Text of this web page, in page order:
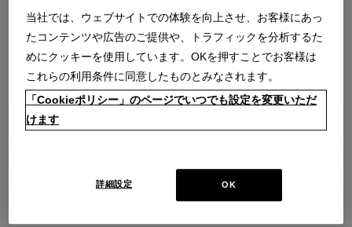
商品属性
222N0250000000000000
当社では、ウェブサイトでの体験を向上させ、お客様にあっ
たコンテンツや広告のご提供や、トラフィックを分析するた
めにクッキーを使用しています。OKを押すことでお客様は
これらの利用条件に同意したものとみなされます。
「Cookieポリシー」のページでいつでも設定を変更いただ
けます
OK
詳細設定